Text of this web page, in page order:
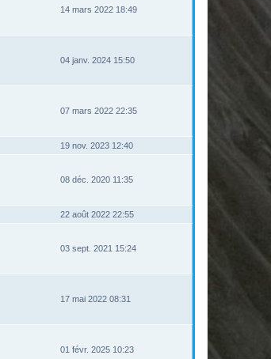
14 mars 2022 18:49
04 janv. 2024 15:50
07 mars 2022 22:35
19 nov. 2023 12:40
08 déc. 2020 11:35
22 août 2022 22:55
03 sept. 2021 15:24
17 mai 2022 08:31
01 févr. 2025 10:23